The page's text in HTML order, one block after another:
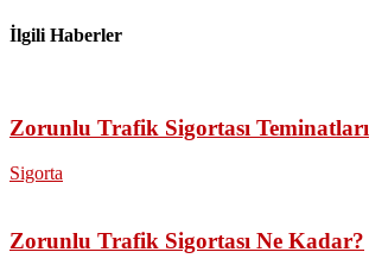
İlgili Haberler
Zorunlu Trafik Sigortası Teminatları
Sigorta
Zorunlu Trafik Sigortası Ne Kadar?